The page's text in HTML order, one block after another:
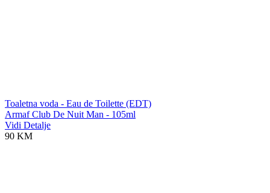
Toaletna voda - Eau de Toilette (EDT)
Armaf Club De Nuit Man - 105ml
Vidi Detalje
90 KM